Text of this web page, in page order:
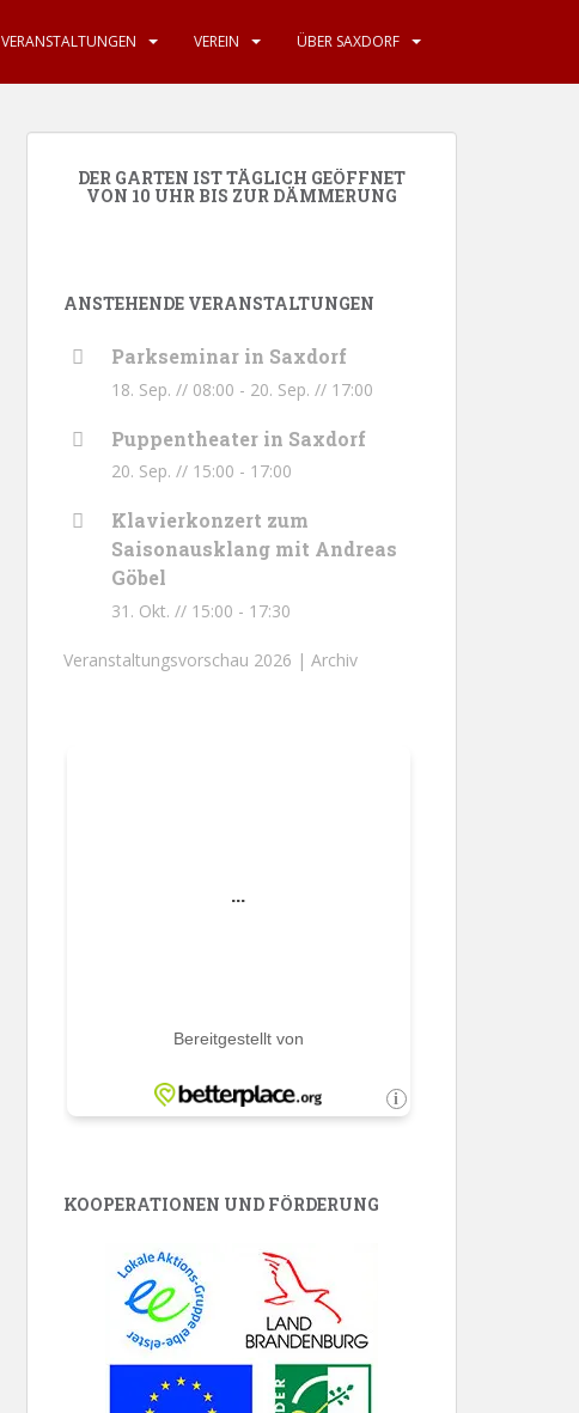
VERANSTALTUNGEN VEREIN ÜBER SAXDORF
DER GARTEN IST TÄGLICH GEÖFFNET
VON 10 UHR BIS ZUR DÄMMERUNG
ANSTEHENDE VERANSTALTUNGEN
Parkseminar in Saxdorf
18. Sep. // 08:00 - 20. Sep. // 17:00
Puppentheater in Saxdorf
20. Sep. // 15:00 - 17:00
Klavierkonzert zum
Saisonausklang mit Andreas
Göbel
31. Okt. // 15:00 - 17:30
Veranstaltungsvorschau 2026 | Archiv
KOOPERATIONEN UND FÖRDERUNG